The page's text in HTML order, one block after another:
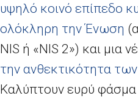
υψηλό κοινό επίπεδο
ολόκληρη την Ένωση
NIS ή «NIS 2») και μια
την ανθεκτικότητα
Καλύπτουν ευρύ φάσμα